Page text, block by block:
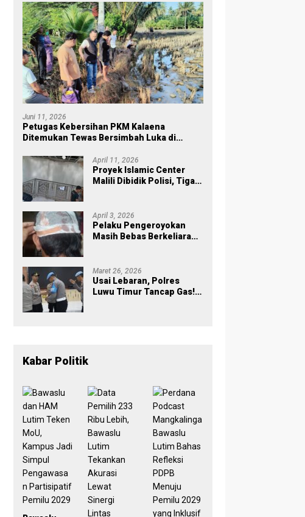
Juni 11, 2026
Petugas Kebersihan PKM Kalaena
Ditemukan Tewas Bersimbah Luka di
April 11, 2026
Proyek Islamic Center
Malili Dibidik Polisi, Tiga
April 3, 2026
Pelaku Pengeroyokan
Masih Bebas Berkeliaran,
Mandek
Maret 26, 2026
Usai Lebaran, Polres
Luwu Timur Tancap Gas!
Kabar Politik